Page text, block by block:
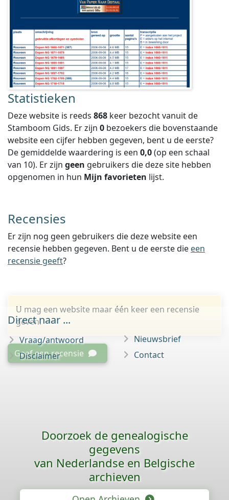
Statistieken
Deze website is reeds 868 keer bezocht vanuit de
Stamboom Gids. Er zijn 0 bezoekers die bovenstaande
website een cijfer hebben gegeven, bent u de eerste?
De gemiddelde waardering is een 0,0(op een schaal
van 10). Er zijn geen gebruikers die deze site hebben
opgenomen in hun Mijn favorieten lijst.
Recensies
Er zijn nog geen gebruikers die deze website een
recensie hebben gegeven. Bent u de eerste die een
recensie geeft?
U mag een website maar één keer een recensie
geven.
Geef een recensie
Direct naar ...
Vraag/antwoord
Disclaimer
Nieuwsbrief
Contact
Doorzoek de genealogische
gegevens
van Nederlandse en Belgische
archieven